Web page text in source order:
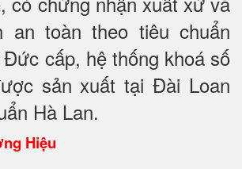
an toàn theo tiêu chuẩn
cấp, hệ thống khoá số
sản xuất tại Đài Loan
Hà Lan.